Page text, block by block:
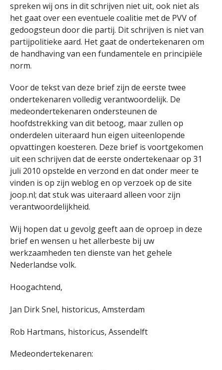
spreken wij ons in dit schrijven niet uit, ook niet als
het gaat over een eventuele coalitie met de PVV of
gedoogsteun door die partij. Dit schrijven is niet van
partijpolitieke aard. Het gaat de ondertekenaren om
de handhaving van een fundamentele en principiële
norm.
Voor de tekst van deze brief zijn de eerste twee
ondertekenaren volledig verantwoordelijk. De
medeondertekenaren ondersteunen de
hoofdstrekking van dit betoog, maar zullen op
onderdelen uiteraard hun eigen uiteenlopende
opvattingen koesteren. Deze brief is voortgekomen
uit een schrijven dat de eerste ondertekenaar op 31
juli 2010 opstelde en verzond en dat onder meer te
vinden is op zijn weblog en op verzoek op de site
joop.nl; dat stuk was uiteraard alleen voor zijn
verantwoordelijkheid.
Wij hopen dat u gevolg geeft aan de oproep in deze
brief en wensen u het allerbeste bij uw
werkzaamheden ten dienste van het gehele
Nederlandse volk.
Hoogachtend,
Jan Dirk Snel, historicus, Amsterdam
Rob Hartmans, historicus, Assendelft
Medeondertekenaren: